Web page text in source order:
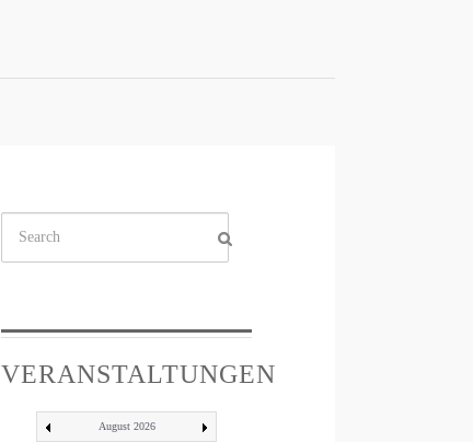
VERANSTALTUNGEN
August 2026